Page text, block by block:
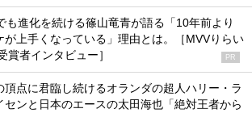
も進化を続ける篠山竜青が語る「10年前より
が上手くなっている」理由とは。［MVVりらい
賞者インタビュー］
PR
頂点に君臨し続けるオランダの超人ハリー・ラ
センと日本のエースの太田海也「絶対王者から